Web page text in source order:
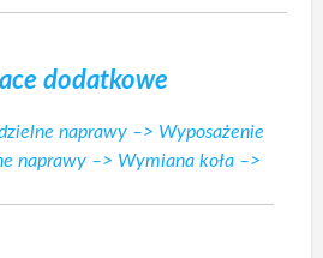
dodatkowe
naprawy –> Wyposażenie
naprawy –> Wymiana koła –>